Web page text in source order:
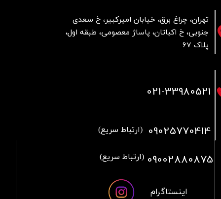
تهران، چراغ برق، خیابان امیرکبیر، خ سعدی
جنوبی، خ اکباتان، پاساژ معصومی، طبقه اول،
پلاک 67
021-33980521
09025770414 (ارتباط سریع)
09002880875 (ارتباط سریع)
اینستاگرام